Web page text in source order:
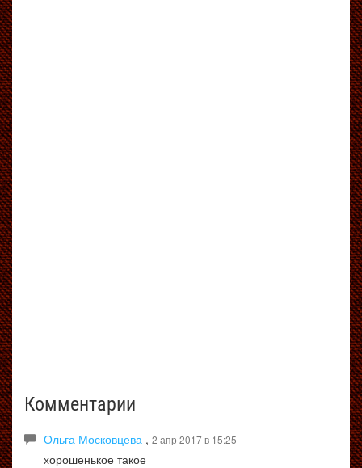
Комментарии
Ольга Московцева , 2 апр 2017 в 15:25
хорошенькое такое